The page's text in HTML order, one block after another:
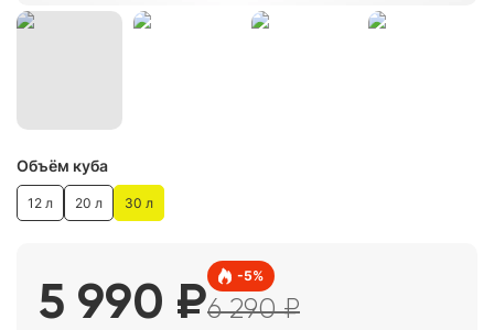
Объём куба
12 л 20 л 30 л
5 990 ₽
-5%
6 290₽